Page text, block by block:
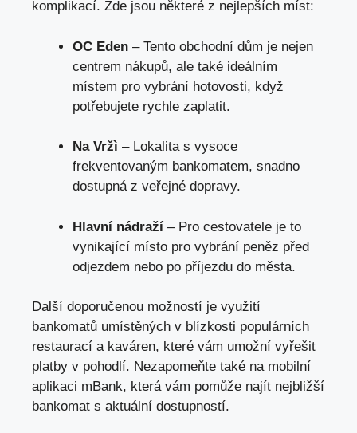
komplikací. Zde jsou některé z nejlepších míst:
OC Eden – Tento obchodní dům je nejen
centrem nákupů, ale také ideálním
místem pro vybrání hotovosti, když
potřebujete rychle zaplatit.
Na Vržì – Lokalita s vysoce
frekventovaným bankomatem, snadno
dostupná z veřejné dopravy.
Hlavní nádraží – Pro cestovatele je to
vynikající místo pro vybrání peněz před
odjezdem nebo po příjezdu do města.
Další doporučenou možností je využití
bankomatů umístěných v blízkosti populárních
restaurací a kaváren, které vám umožní vyřešit
platby v pohodlí. Nezapomeňte také na mobilní
aplikaci mBank, která vám pomůže najít nejbližší
bankomat s aktuální dostupností.